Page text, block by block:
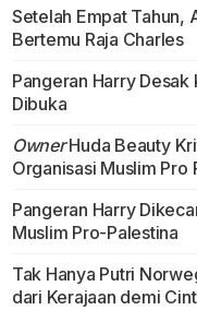
Setelah Empat Tahun,
Bertemu Raja Charles
Pangeran Harry
Dibuka
OwnerHuda Beauty
Organisasi Muslim Pro
Pangeran Harry
Muslim Pro-Palestina
Tak Hanya Putri
dari Kerajaan demi